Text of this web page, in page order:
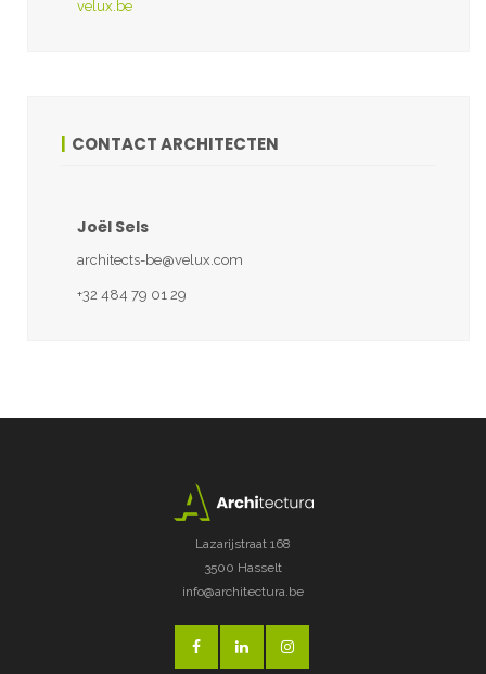
velux.be
CONTACT ARCHITECTEN
Joël Sels
architects-be@velux.com
+32 484 79 01 29
Lazarijstraat 168
3500 Hasselt
info@architectura.be